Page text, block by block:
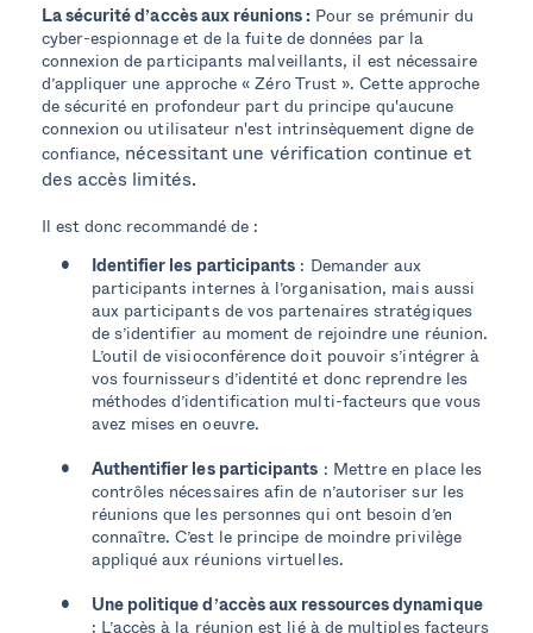
La sécurité d’accès aux réunions :Pour se prémunir du
cyber-espionnage et de la fuite de données par la
connexion de participants malveillants, il est nécessaire
d’appliquer une approche « Zéro Trust ». Cette approche
de sécurité en profondeur part du principe qu'aucune
connexion ou utilisateur n'est intrinsèquement digne de
confiance, nécessitant une vérification continue et
des accès limités.
Il est donc recommandé de :
Identifier les participants : Demander aux
participants internes à l’organisation, mais aussi
aux participants de vos partenaires stratégiques
de s’identifier au moment de rejoindre une réunion.
L’outil de visioconférence doit pouvoir s’intégrer à
vos fournisseurs d’identité et donc reprendre les
méthodes d’identification multi-facteurs que vous
avez mises en oeuvre.
Authentifier les participants : Mettre en place les
contrôles nécessaires afin de n’autoriser sur les
réunions que les personnes qui ont besoin d’en
connaître. C’est le principe de moindre privilège
appliqué aux réunions virtuelles.
Une politique d’accès aux ressources dynamique
: L’accès à la réunion est lié à de multiples facteurs